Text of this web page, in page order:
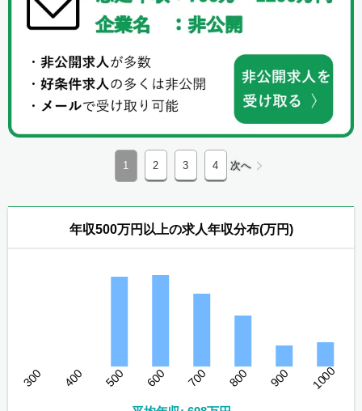
1 2 3 4 次へ
年収500万円以上の求人年収分布(万円)
300 400 500 600 700 800 900 1000